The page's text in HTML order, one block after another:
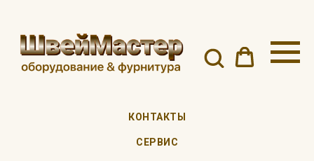
КОНТАКТЫ
СЕРВИС